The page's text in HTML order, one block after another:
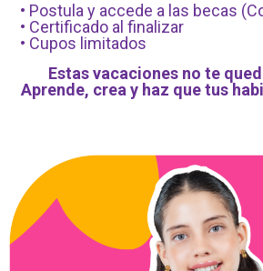
• Postula y accede a las becas
• Certificado al finalizar
• Cupos limitados
Estas vacaciones no te
Aprende, crea y haz que tus